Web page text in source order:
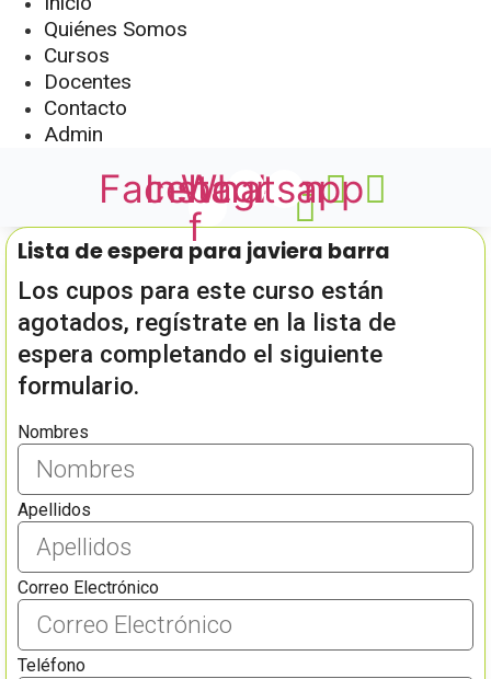
Quiénes Somos
Cursos
Docentes
Contacto
Admin
Facebook-
f
Instagram
Whatsapp
Lista de espera para javiera barra
Los cupos para este curso están
agotados, regístrate en la lista de
espera completando el siguiente
formulario.
Nombres
Apellidos
Correo Electrónico
Teléfono